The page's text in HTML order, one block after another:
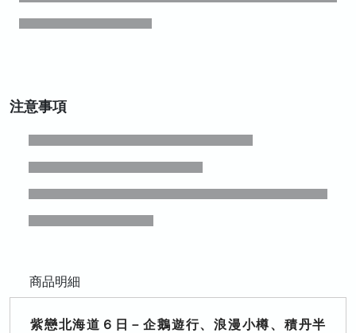
注意事項
商品明細
紫戀北海道６日－企鵝遊行、浪漫小樽、積丹半